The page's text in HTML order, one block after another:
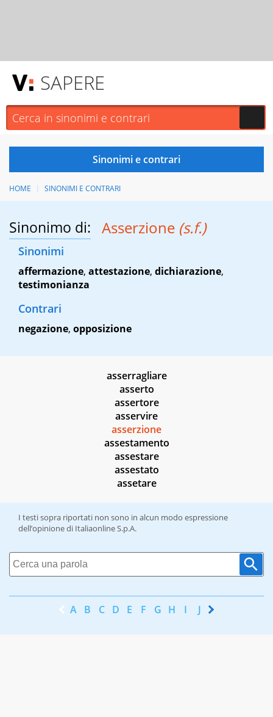
SAPERE
HOME SINONIMI E CONTRARI
Sinonimo di: Asserzione (s.f.)
Sinonimi
affermazione, attestazione, dichiarazione,
testimonianza
Contrari
negazione, opposizione
asserragliare
asserto
assertore
asservire
asserzione
assestamento
assestare
assestato
assetare
I testi sopra riportati non sono in alcun modo espressione
dell’opinione di Italiaonline S.p.A.
A B C D E F G H I J K